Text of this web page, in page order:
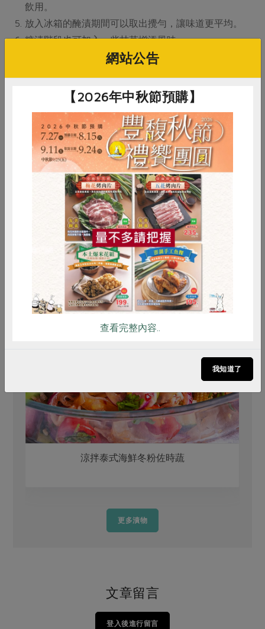
飲用。
放入冰箱的醃漬期間可以取出攪勻，讓味道更平均。
糖漬階段也可加入一些甘草增添風味
你可能有興趣的食譜
涼拌泰式海鮮冬粉佐時蔬
更多漬物
文章留言
登入後進行留言
RPET 食譜 減硝酸鹽
雞蛋 食安 共同購買
網站公告
【2026年中秋節預購】
查看完整內容..
我知道了